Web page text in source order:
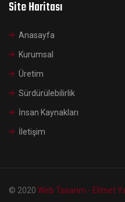
Site Haritası
Anasayfa
Kurumsal
Üretim
Sürdürülebilirlik
İnsan Kaynakları
İletişim
© 2020 Web Tasarım - Elitnet